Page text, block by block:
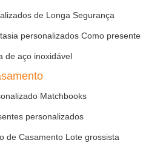
de Longa Segurança
personalizados Como presente
de aço inoxidável
Matchbooks
personalizados
de Casamento Lote grossista